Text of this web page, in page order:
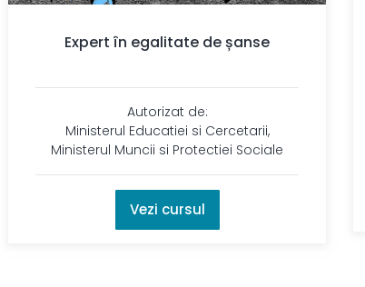
Expert în egalitate de șanse
Autorizat de:
Ministerul Educatiei si Cercetarii,
Ministerul Muncii si Protectiei Sociale
Vezi cursul